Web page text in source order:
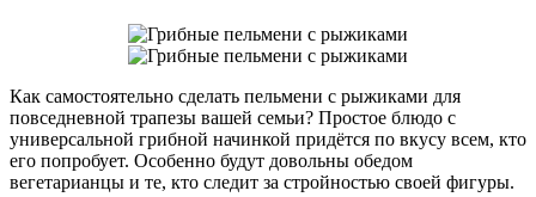
Как самостоятельно сделать пельмени с рыжиками для
повседневной трапезы вашей семьи? Простое блюдо с
универсальной грибной начинкой придётся по вкусу всем, кто
его попробует. Особенно будут довольны обедом
вегетарианцы и те, кто следит за стройностью своей фигуры.